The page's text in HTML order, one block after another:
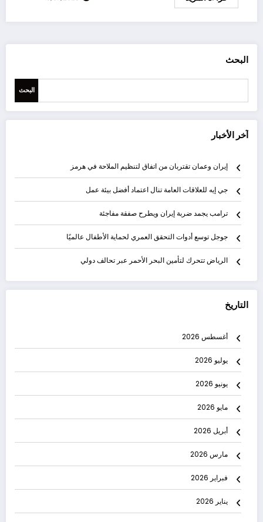
البحث
البحث
آخر الأخبار
إيران وعمان تقتربان من اتفاق لتنظيم الملاحة في هرمز
جي إيه للعلاقات العامة تنال اعتماد أفضل بيئة عمل
ترامب يجمد ضربة إيران ويطرح صفقة مفاجئة
جوجل توسع أدوات التحقق العمري لحماية الأطفال عالميًا
الرياض تتحرك لتأمين البحر الأحمر عبر تحالف دولي
التاريخ
أغسطس 2026
يوليو 2026
يونيو 2026
مايو 2026
أبريل 2026
مارس 2026
فبراير 2026
يناير 2026